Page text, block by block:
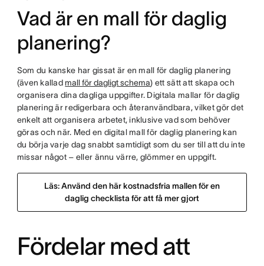
Vad är en mall för daglig
planering?
Som du kanske har gissat är en mall för daglig planering
(även kallad mall för dagligt schema) ett sätt att skapa och
organisera dina dagliga uppgifter. Digitala mallar för daglig
planering är redigerbara och återanvändbara, vilket gör det
enkelt att organisera arbetet, inklusive vad som behöver
göras och när. Med en digital mall för daglig planering kan
du börja varje dag snabbt samtidigt som du ser till att du inte
missar något – eller ännu värre, glömmer en uppgift.
Läs: Använd den här kostnadsfria mallen för en
daglig checklista för att få mer gjort
Fördelar med att